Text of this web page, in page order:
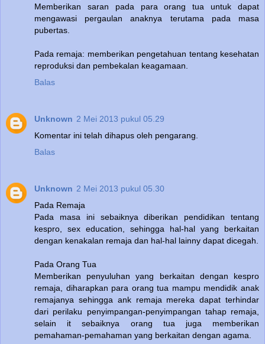
Memberikan saran pada para orang tua untuk dapat
mengawasi pergaulan anaknya terutama pada masa
pubertas.
Pada remaja: memberikan pengetahuan tentang kesehatan
reproduksi dan pembekalan keagamaan.
Balas
Unknown 2 Mei 2013 pukul 05.29
Komentar ini telah dihapus oleh pengarang.
Balas
Unknown 2 Mei 2013 pukul 05.30
Pada Remaja
Pada masa ini sebaiknya diberikan pendidikan tentang
kespro, sex education, sehingga hal-hal yang berkaitan
dengan kenakalan remaja dan hal-hal lainny dapat dicegah.
Pada Orang Tua
Memberikan penyuluhan yang berkaitan dengan kespro
remaja, diharapkan para orang tua mampu mendidik anak
remajanya sehingga ank remaja mereka dapat terhindar
dari perilaku penyimpangan-penyimpangan tahap remaja,
selain it sebaiknya orang tua juga memberikan
pemahaman-pemahaman yang berkaitan dengan agama.